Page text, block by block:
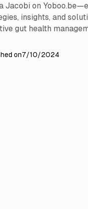
Jacobi on
insights, and
gut health
on7/10/2024